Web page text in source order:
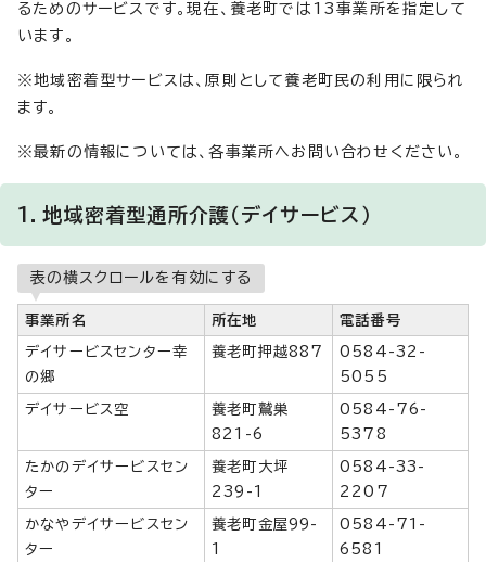
るためのサービスです。現在、養老町では13事業所を指定して
います。
※地域密着型サービスは、原則として養老町民の利用に限られ
ます。
※最新の情報については、各事業所へお問い合わせください。
1．地域密着型通所介護（デイサービス）
表の横スクロールを有効にする
事業所名 所在地 電話番号
デイサービスセンター幸
の郷
養老町押越887
0584-32-
5055
デイサービス空
養老町鷲巣
821-6
0584-76-
5378
たかのデイサービスセン
ター
養老町大坪
239-1
0584-33-
2207
かなやデイサービスセン
ター
養老町金屋99-
1
0584-71-
6581